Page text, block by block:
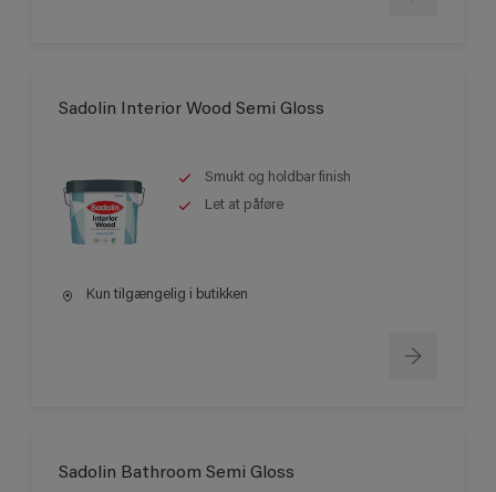
Sadolin Interior Wood Semi Gloss
Smukt og holdbar finish
Let at påføre
Kun tilgængelig i butikken
Sadolin Bathroom Semi Gloss